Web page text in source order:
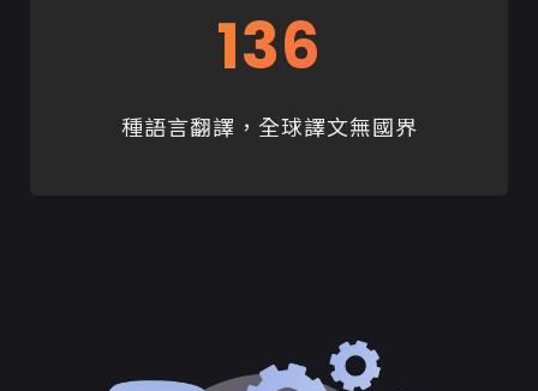
136
種語言翻譯，全球譯文無國界